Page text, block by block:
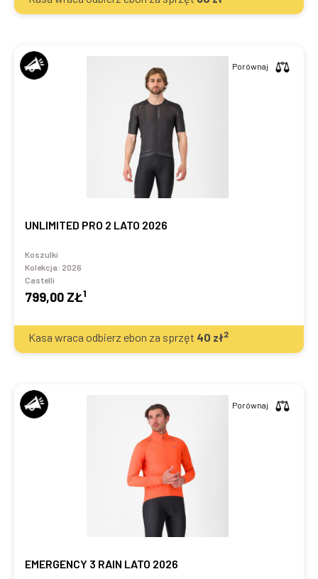
UNLIMITED PRO 2 LATO 2026
Koszulki
Kolekcja: 2026
Castelli
799,00 ZŁ1
Porównaj
Kasa wraca odbierz ebon za sprzęt 40 zł2
EMERGENCY 3 RAIN LATO 2026
Porównaj